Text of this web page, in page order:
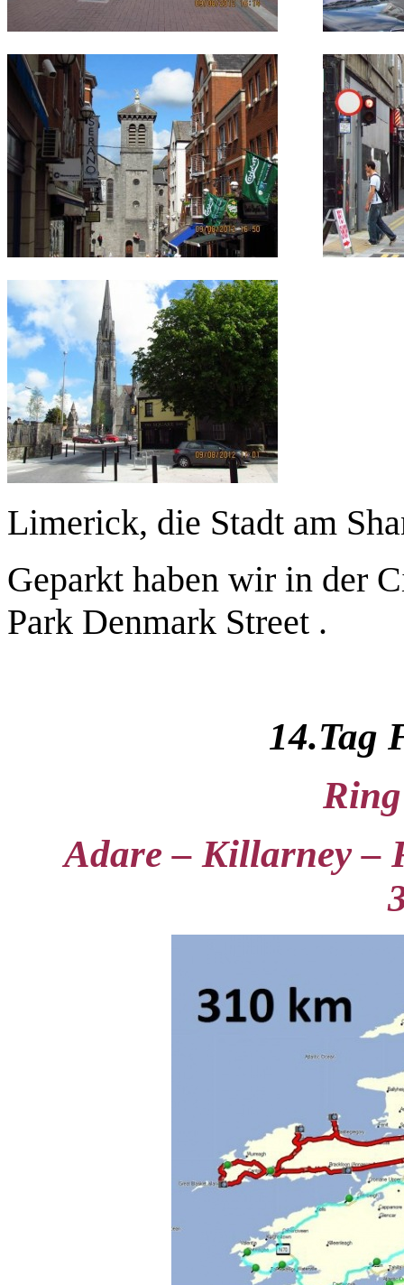
Limerick, die Stadt am
Geparkt haben wir in der
Park Denmark Street .
14.Tag
Adare – Killarney –